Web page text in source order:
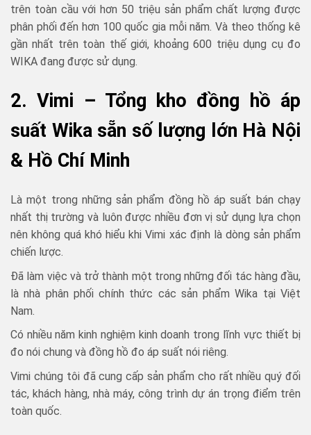
trên toàn cầu với hơn 50 triệu sản phẩm chất lượng được
phân phối đến hơn 100 quốc gia mỗi năm. Và theo thống kê
gần nhất trên toàn thế giới, khoảng 600 triệu dụng cụ đo
WIKA đang được sử dụng.
2. Vimi – Tổng kho đồng hồ áp
suất Wika sẵn số lượng lớn Hà Nội
& Hồ Chí Minh
Là một trong những sản phẩm đồng hồ áp suất bán chạy
nhất thị trường và luôn được nhiều đơn vị sử dụng lựa chọn
nên không quá khó hiểu khi Vimi xác định là dòng sản phẩm
chiến lược.
Đã làm việc và trở thành một trong những đối tác hàng đầu,
là nhà phân phối chính thức các sản phẩm Wika tại Việt
Nam.
Có nhiều năm kinh nghiệm kinh doanh trong lĩnh vực thiết bị
đo nói chung và đồng hồ đo áp suất nói riêng.
Vimi chúng tôi đã cung cấp sản phẩm cho rất nhiều quý đối
tác, khách hàng, nhà máy, công trình dự án trọng điểm trên
toàn quốc.